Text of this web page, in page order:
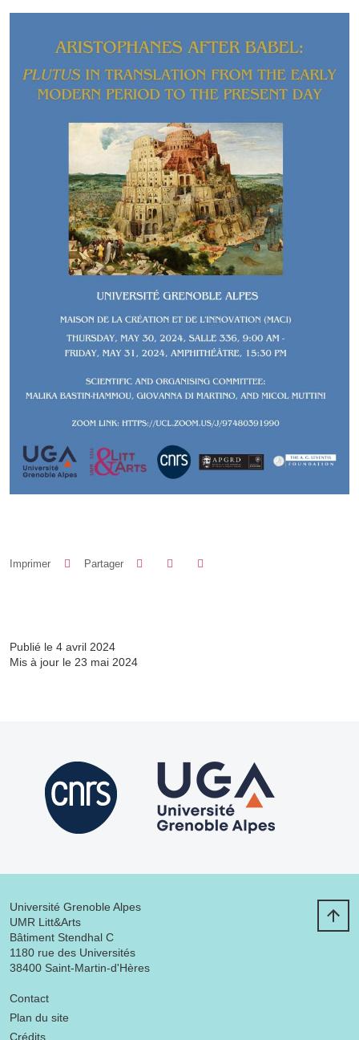
Imprimer Partager Partager sur Facebook
Partager sur LinkedIn
Publié le 4 avril 2024
Mis à jour le 23 mai 2024
Université Grenoble Alpes
UMR Litt&Arts
Bâtiment Stendhal C
1180 rue des Universités
38400 Saint-Martin-d'Hères
Menu footer
Contact
Plan du site
Crédits